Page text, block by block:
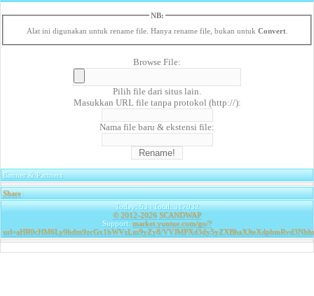
NB:
Alat ini digunakan untuk rename file. Hanya rename file, bukan untuk Convert.
Browse File:
Pilih file dari situs lain.
Masukkan URL file tanpa protokol (http://):
Nama file baru & ekstensi file:
Banner & Partners
Share|
Today: 53 | Total: 317032
© 2012-2026 SCANDWAP
Support: market.yuntue.com/go/?
url=aHR0cHM6Ly9hdm9zcGx1bWVzLm9yZy8/